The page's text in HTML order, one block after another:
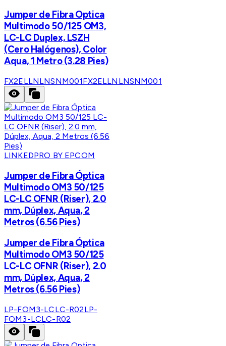
Jumper de Fibra Optica
Multimodo 50/125 OM3,
LC-LC Duplex, LSZH
(Cero Halógenos), Color
Aqua, 1 Metro (3.28 Pies)
FX2ELLNLNSNM001FX2ELLNLNSNM001
LINKEDPRO BY EPCOM
Jumper de Fibra Óptica
Multimodo OM3 50/125
LC-LC OFNR (Riser), 2.0
mm, Dúplex, Aqua, 2
Metros (6.56 Pies)
Jumper de Fibra Óptica
Multimodo OM3 50/125
LC-LC OFNR (Riser), 2.0
mm, Dúplex, Aqua, 2
Metros (6.56 Pies)
LP-FOM3-LCLC-R02LP-
FOM3-LCLC-R02